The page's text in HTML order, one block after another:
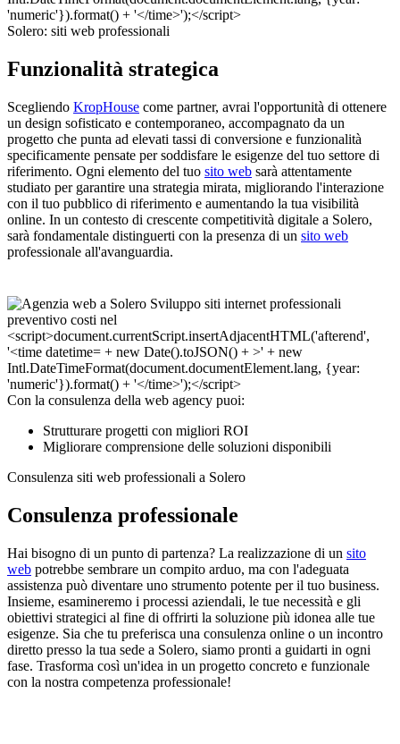
Solero: siti web professionali
Funzionalità strategica
Scegliendo KropHouse come partner, avrai l'opportunità di ottenere
un design sofisticato e contemporaneo, accompagnato da un
progetto che punta ad elevati tassi di conversione e funzionalità
specificamente pensate per soddisfare le esigenze del tuo settore di
riferimento. Ogni elemento del tuo sito web sarà attentamente
studiato per garantire una strategia mirata, migliorando l'interazione
con il tuo pubblico di riferimento e aumentando la tua visibilità
online. In un contesto di crescente competitività digitale a Solero,
sarà fondamentale distinguerti con la presenza di un sito web
professionale all'avanguardia.
Con la consulenza della web agency puoi:
Strutturare progetti con migliori ROI
Migliorare comprensione delle soluzioni disponibili
Consulenza siti web professionali a Solero
Consulenza professionale
Hai bisogno di un punto di partenza? La realizzazione di un sito
web potrebbe sembrare un compito arduo, ma con l'adeguata
assistenza può diventare uno strumento potente per il tuo business.
Insieme, esamineremo i processi aziendali, le tue necessità e gli
obiettivi strategici al fine di offrirti la soluzione più idonea alle tue
esigenze. Sia che tu preferisca una consulenza online o un incontro
diretto presso la tua sede a Solero, siamo pronti a guidarti in ogni
fase. Trasforma così un'idea in un progetto concreto e funzionale
con la nostra competenza professionale!